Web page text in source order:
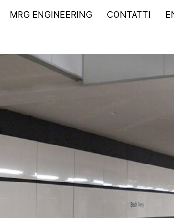
MRG ENGINEERING CONTATTI